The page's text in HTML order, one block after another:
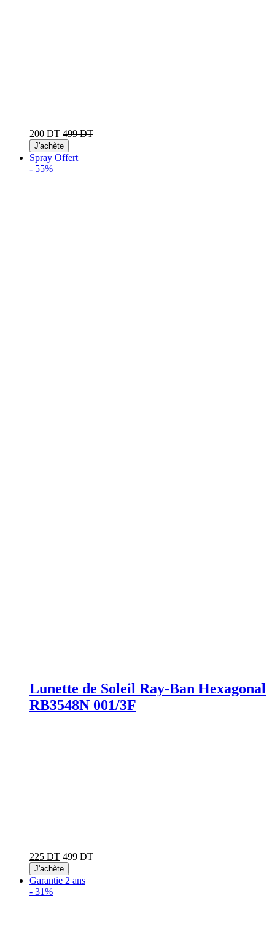
200 DT 499 DT
J'achète
Spray Offert
- 55%
Lunette de Soleil Ray-Ban Hexagonal
RB3548N 001/3F
225 DT 499 DT
J'achète
Garantie 2 ans
- 31%